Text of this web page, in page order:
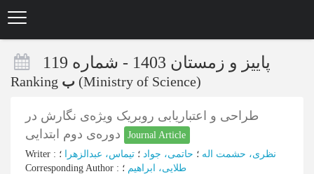
Ranking ب (Ministry of Science)
طراحی و اعتباریابی روبریک ویژه‌ی نگارش در
Journal Article
Writer : نظری، حشمت اله ؛ حاتمی، جواد ؛ تیماس، عبدالزهرا
؛
Corresponding Author : طلایی، ابراهیم ؛